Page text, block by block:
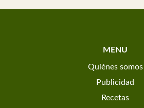
MENU
Quiénes somos
Publicidad
Recetas